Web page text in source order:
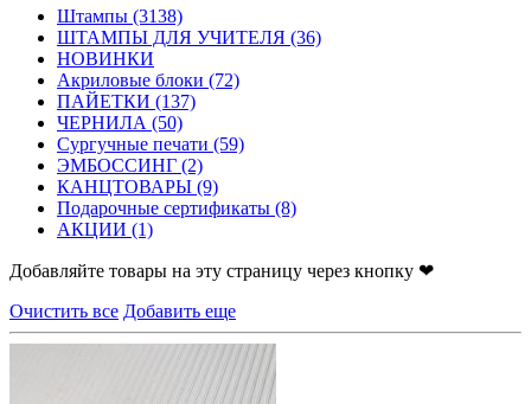
Штампы (3138)
ШТАМПЫ ДЛЯ УЧИТЕЛЯ (36)
НОВИНКИ
Акриловые блоки (72)
ПАЙЕТКИ (137)
ЧЕРНИЛА (50)
Сургучные печати (59)
ЭМБОССИНГ (2)
КАНЦТОВАРЫ (9)
Подарочные сертификаты (8)
АКЦИИ (1)
Добавляйте товары на эту страницу через кнопку ❤
Очистить все Добавить еще